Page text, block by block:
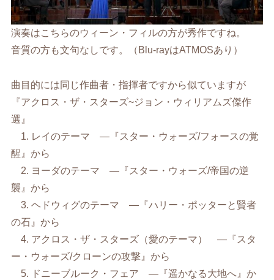
演奏はこちらのウィーン・フィルの方が秀作ですね。
音質の方も文句なしです。（Blu-rayはATMOSあり）
曲目的には同じ作曲者・指揮者ですから似ていますが
『アクロス・ザ・スターズ~ジョン・ウィリアムズ傑作
選』
1. レイのテーマ ―『スター・ウォーズ/フォースの覚
醒』から
2. ヨーダのテーマ ―『スター・ウォーズ/帝国の逆
襲』から
3. ヘドウィグのテーマ ―『ハリー・ポッターと賢者
の石』から
4. アクロス・ザ・スターズ（愛のテーマ） ―『スタ
ー・ウォーズ/クローンの攻撃』から
5. ドニーブルーク・フェア ―『遥かなる大地へ』か